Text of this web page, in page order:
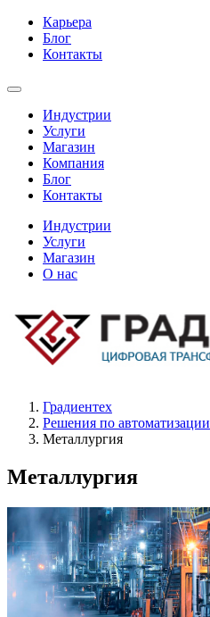
Карьера
Блог
Контакты
Индустрии
Услуги
Магазин
Компания
Блог
Контакты
Индустрии
Услуги
Магазин
О нас
Градиентех
Решения по автоматизации
Металлургия
Металлургия